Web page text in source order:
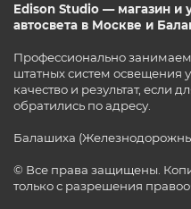
Edison Studio — магазин и
автосвета в Москве и
Профессионально
штатных систем освещения
качество и результат, если
обратились по адресу.
Балашиха
© Все права защищены.
только с разрешения